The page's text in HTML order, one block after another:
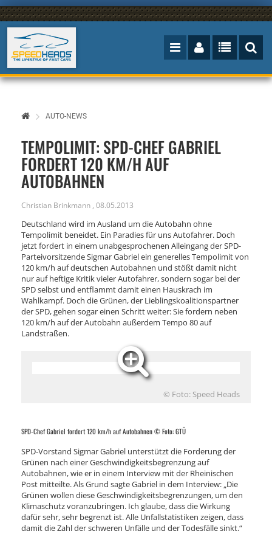
AUTO-NEWS
TEMPOLIMIT: SPD-CHEF GABRIEL
FORDERT 120 KM/H AUF
AUTOBAHNEN
Christian Brinkmann , 08.05.2013
Deutschland wird im Ausland um die Autobahn ohne
Tempolimit beneidet. Ein Paradies für uns Autofahrer. Doch
jetzt fordert in einem unabgesprochenen Alleingang der SPD-
Parteivorsitzende Sigmar Gabriel ein generelles Tempolimit von
120 km/h auf deutschen Autobahnen und stößt damit nicht
nur auf heftige Kritik vieler Autofahrer, sondern sogar bei der
SPD selbst und entflammt damit einen Hauskrach im
Wahlkampf. Doch die Grünen, der Lieblingskoalitionspartner
der SPD, gehen sogar einen Schritt weiter: Sie fordern neben
120 km/h auf der Autobahn außerdem Tempo 80 auf
Landstraßen.
© Foto: Speed Heads
SPD-Chef Gabriel fordert 120 km/h auf Autobahnen © Foto: GTÜ
SPD-Vorstand Sigmar Gabriel unterstützt die Forderung der
Grünen nach einer Geschwindigkeitsbegrenzung auf
Autobahnen, wie er in einem Interview mit der Rheinischen
Post mitteilte. Als Grund sagte Gabriel in dem Interview: „Die
Grünen wollen diese Geschwindigkeitsbegrenzungen, um den
Klimaschutz voranzubringen. Ich glaube, dass die Wirkung
dafür sehr, sehr begrenzt ist. Alle Unfallstatistiken zeigen, dass
damit die Zahl der schweren Unfälle und der Todesfälle sinkt.“